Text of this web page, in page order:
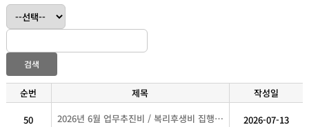
검색
순번 제목 작성일
50 2026년 6월 업무추진비 / 복리후생비 집행내역 2026-07-13